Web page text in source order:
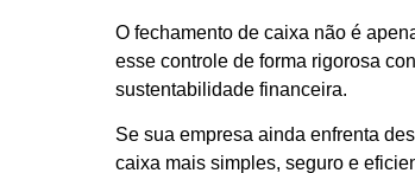
O fechamento de caixa não é
esse controle de forma rigorosa
sustentabilidade financeira.
Se sua empresa ainda enfrenta
caixa mais simples, seguro e